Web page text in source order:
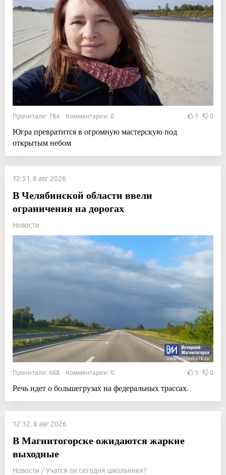
Прочитали: 784 Комментарии: 0 3 0
Югра превратится в огромную мастерскую под
открытым небом
12:51, 8 авг 2026
В Челябинской области ввели
ограничения на дорогах
Новости
Прочитали: 688 Комментарии: 0 3 0
Речь идет о большегрузах на федеральных трассах.
12:32, 8 авг 2026
В Магнитогорске ожидаются жаркие
выходные
Новости / Учатся ли сегодня школьники?